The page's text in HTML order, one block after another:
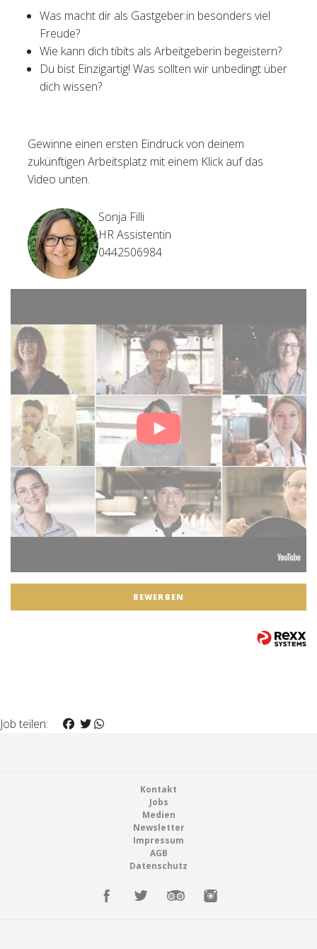
Was macht dir als Gastgeber:in besonders viel
Freude?
Wie kann dich tibits als Arbeitgeberin begeistern?
Du bist Einzigartig! Was sollten wir unbedingt über
dich wissen?
Gewinne einen ersten Eindruck von deinem
zukünftigen Arbeitsplatz mit einem Klick auf das
Video unten.
Sonja Filli
HR Assistentin
0442506984
BEWERBEN
Job teilen:
Kontakt
Jobs
Medien
Newsletter
Impressum
AGB
Datenschutz